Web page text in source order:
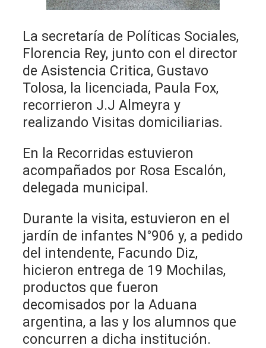
La secretaría de Políticas Sociales,
Florencia Rey, junto con el director
de Asistencia Critica, Gustavo
Tolosa, la licenciada, Paula Fox,
recorrieron J.J Almeyra y
realizando Visitas domiciliarias.
En la Recorridas estuvieron
acompañados por Rosa Escalón,
delegada municipal.
Durante la visita, estuvieron en el
jardín de infantes N°906 y, a pedido
del intendente, Facundo Diz,
hicieron entrega de 19 Mochilas,
productos que fueron
decomisados por la Aduana
argentina, a las y los alumnos que
concurren a dicha institución.